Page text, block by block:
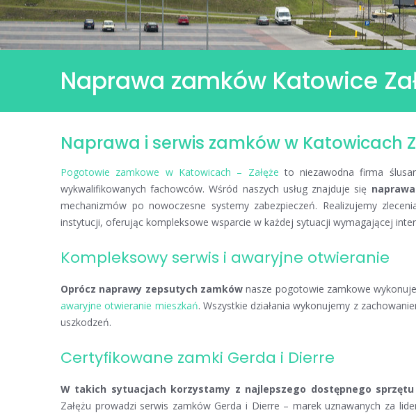
Naprawa zamków Katowice
Naprawa
zamków
Katowice
Załęże
Naprawa i serwis zamków w Katowicach
Pogotowie zamkowe w Katowicach – Załęże to niezawodna firma
wykwalifikowanych fachowców. Wśród naszych usług znajduje się
mechanizmów po nowoczesne systemy zabezpieczeń. Realizujemy
instytucji, oferując kompleksowe wsparcie w każdej sytuacji wymagającej
Kompleksowy serwis i awaryjne otwieranie
Oprócz naprawy zepsutych zamków nasze pogotowie zamkowe
awaryjne otwieranie mieszkań. Wszystkie działania wykonujemy z
uszkodzeń.
Certyfikowane zamki Gerda i Dierre
W takich sytuacjach korzystamy z najlepszego dostępnego
Załężu prowadzi serwis zamków Gerda i Dierre – marek uznawanych za